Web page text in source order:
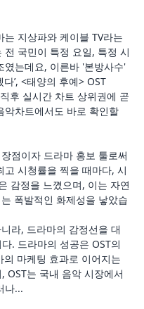
지상파와 케이블 TV라는
국민이 특정 요일, 특정 시
였는데요, 이른바 '본방사수'
’, <태양의 후예> OST
후 실시간 차트 상위권에 곧
악차트에서도 바로 확인할
점이자 드라마 홍보 툴로써
시청률을 찍을 때마다, 시
감정을 느꼈으며, 이는 자연
폭발적인 화제성을 낳았습
라, 드라마의 감정선을 대
. 드라마의 성공은 OST의
마케팅 효과로 이어지는
OST는 국내 음악 시장에서
나...